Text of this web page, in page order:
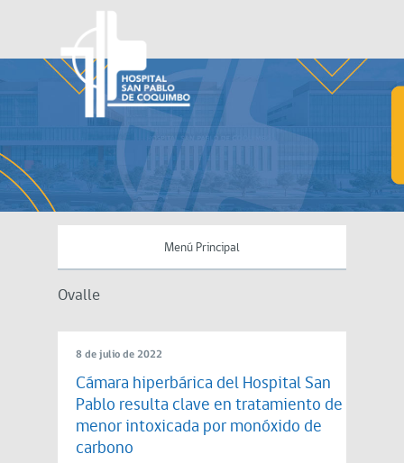
Menú Principal
Ovalle
8 de julio de 2022
Cámara hiperbárica del Hospital San
Pablo resulta clave en tratamiento de
menor intoxicada por monóxido de
carbono